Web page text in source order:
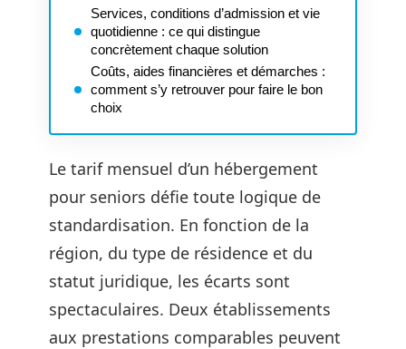
Services, conditions d’admission et vie
quotidienne : ce qui distingue
concrètement chaque solution
Coûts, aides financières et démarches :
comment s’y retrouver pour faire le bon
choix
Le tarif mensuel d’un hébergement
pour seniors défie toute logique de
standardisation. En fonction de la
région, du type de résidence et du
statut juridique, les écarts sont
spectaculaires. Deux établissements
aux prestations comparables peuvent